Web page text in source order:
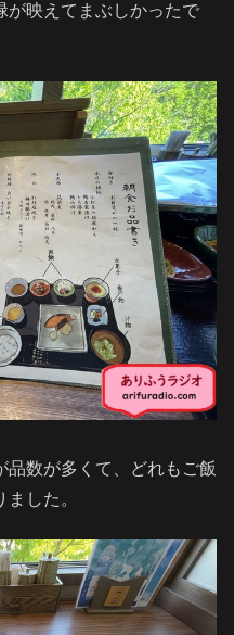
が映えてまぶしかったで
数が多くて、どれもご飯
した。